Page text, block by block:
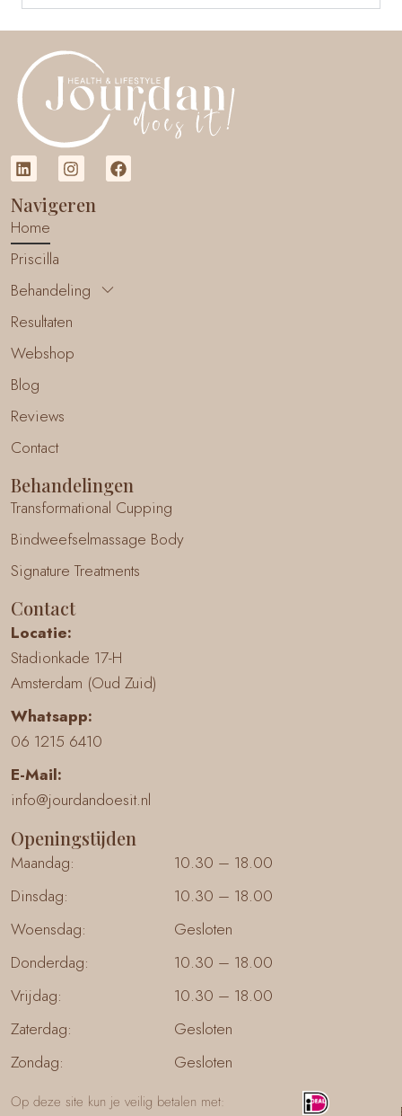
Navigeren
Home
Priscilla
Behandeling
Resultaten
Webshop
Blog
Reviews
Contact
Behandelingen
Transformational Cupping
Bindweefselmassage Body
Signature Treatments
Contact
Locatie:
Stadionkade 17-H
Amsterdam (Oud Zuid)
Whatsapp:
06 1215 6410
E-Mail:
info@jourdandoesit.nl
Openingstijden
Maandag:
10.30 – 18.00
Dinsdag:
10.30 – 18.00
Woensdag:
Gesloten
Donderdag:
10.30 – 18.00
Vrijdag:
10.30 – 18.00
Zaterdag:
Gesloten
Zondag:
Gesloten
Op deze site kun je veilig betalen met: